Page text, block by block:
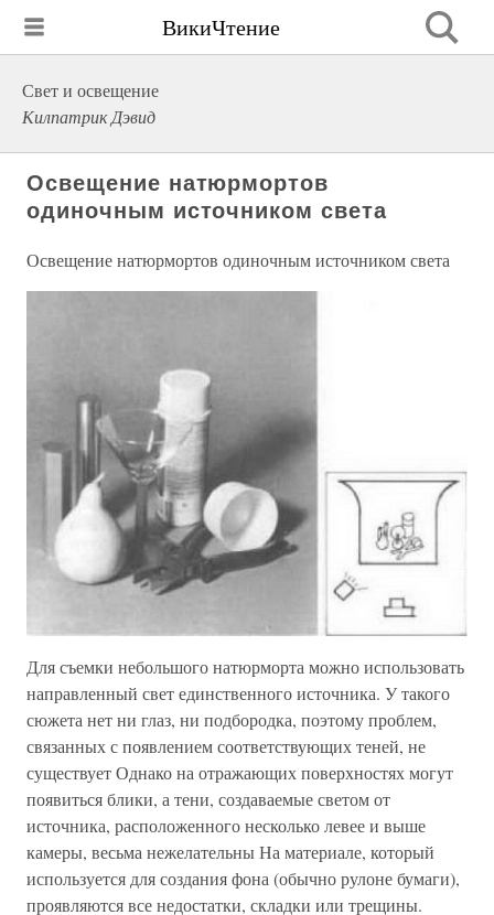
ВикиЧтение
Свет и освещение
Килпатрик Дэвид
Освещение натюрмортов
одиночным источником света
Освещение натюрмортов одиночным источником света
Для съемки небольшого натюрморта можно использовать
направленный свет единственного источника. У такого
сюжета нет ни глаз, ни подбородка, поэтому проблем,
связанных с появлением соответствующих теней, не
существует Однако на отражающих поверхностях могут
появиться блики, а тени, создаваемые светом от
источника, расположенного несколько левее и выше
камеры, весьма нежелательны На материале, который
используется для создания фона (обычно рулоне бумаги),
проявляются все недостатки, складки или трещины.